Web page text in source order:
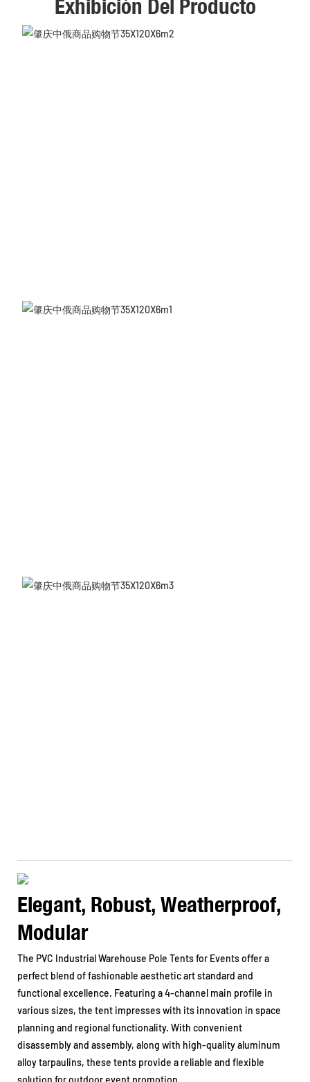
Exhibición Del Producto
Elegant, Robust, Weatherproof,
Modular
The PVC Industrial Warehouse Pole Tents for Events offer a
perfect blend of fashionable aesthetic art standard and
functional excellence. Featuring a 4-channel main profile in
various sizes, the tent impresses with its innovation in space
planning and regional functionality. With convenient
disassembly and assembly, along with high-quality aluminum
alloy tarpaulins, these tents provide a reliable and flexible
solution for outdoor event promotion.